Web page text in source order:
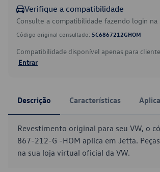
Verifique a compatibilidade
Consulte a compatibilidade fazendo login na
Código original consultado: 5C6867212GHOM
Compatibilidade disponível apenas para
Entrar
Descrição Características
Revestimento original para seu VW, o
867-212-G -HOM aplica em Jetta.
na sua loja virtual oficial da VW.